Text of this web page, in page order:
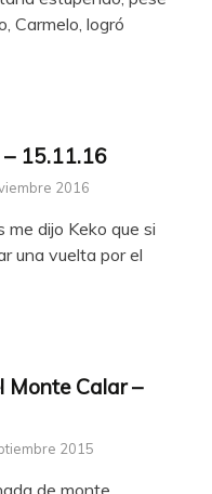
Carmelo, logró
15.11.16
2016
me dijo Keko que si
una vuelta por el
Monte Calar –
2015
de monte